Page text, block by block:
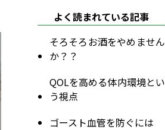
よく読まれている記事
そろそろお酒をやめません
か？？
QOLを高める体内環境とい
う視点
ゴースト血管を防ぐには